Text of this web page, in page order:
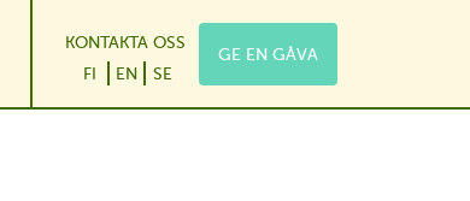
FI EN SE
KONTAKTA OSS
GE EN GÅVA